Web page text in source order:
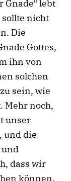
Gnade“ lebt
sollte nicht
Die
Gottes,
ihn von
solchen
sein, wie
Mehr noch,
unser
und die
dass wir
können.